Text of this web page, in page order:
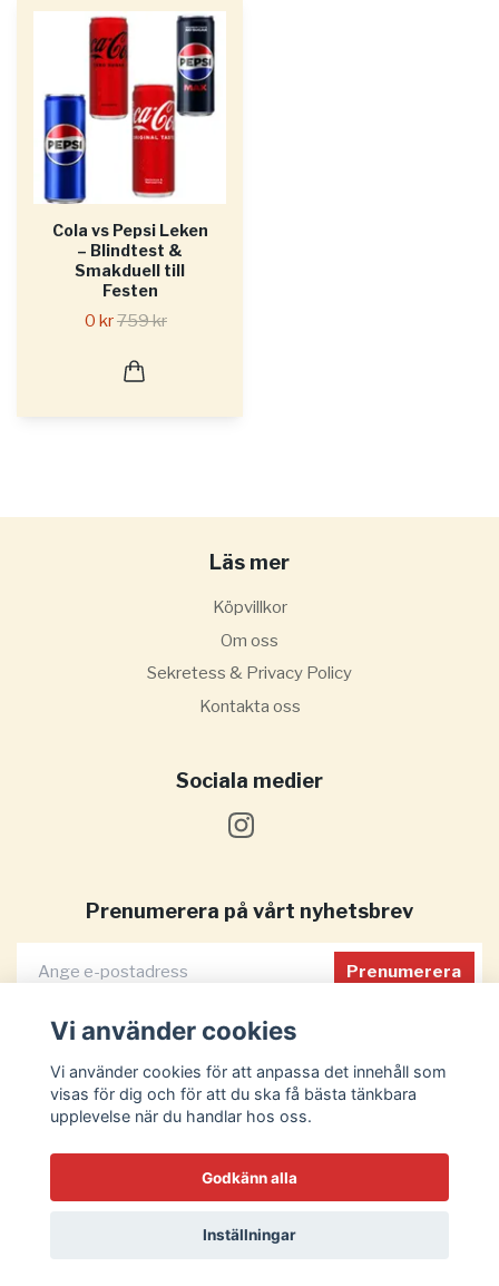
Cola vs Pepsi Leken
– Blindtest &
Smakduell till
Festen
0 kr759 kr
Läs mer
Köpvillkor
Om oss
Sekretess & Privacy Policy
Kontakta oss
Sociala medier
Prenumerera på vårt nyhetsbrev
Prenumerera
© 2026 MaxParty
Vi använder cookies
Vi använder cookies för att anpassa det innehåll som
visas för dig och för att du ska få bästa tänkbara
upplevelse när du handlar hos oss.
Godkänn alla
Inställningar